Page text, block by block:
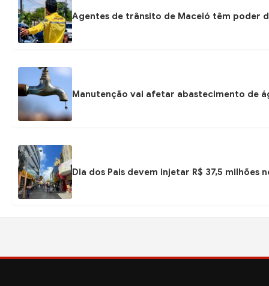
Agentes de trânsito de Maceió têm poder
Manutenção vai afetar abastecimento de
Dia dos Pais devem injetar R$ 37,5 milhões